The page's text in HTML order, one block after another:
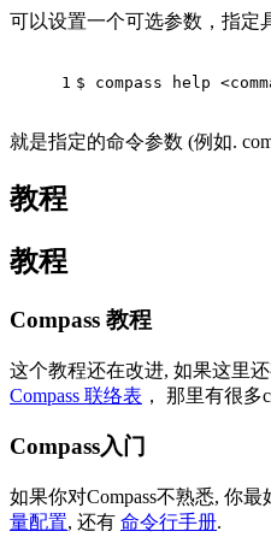
可以设置一个可选参数，指定
1 $ compass help
就是指定的命令参数 (例如.
教程
教程
Compass 教程
这个教程还在改进, 如果这里
Compass 联络表 ， 那里有很多
Compass入门
如果你对Compass不熟悉, 你最
量配置, 还有 命令行手册.